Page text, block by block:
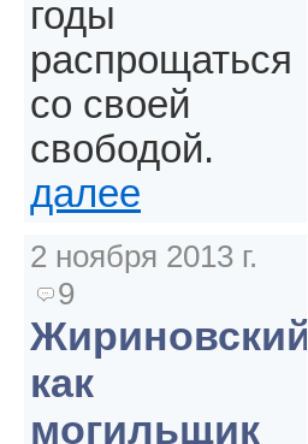
годы
распрощаться
со своей
свободой.
далее
2 ноября 2013 г.
9
Жириновский
как
могильщик